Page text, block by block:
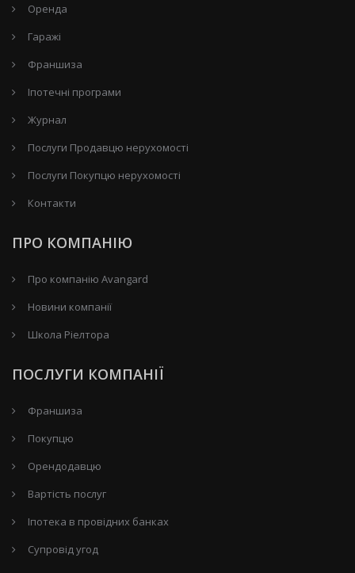
Оренда
Гаражі
Франшиза
Іпотечні програми
Журнал
Послуги Продавцю нерухомості
Послуги Покупцю нерухомості
Контакти
ПРО КОМПАНІЮ
Про компанію Avangard
Новини компанії
Школа Ріелтора
ПОСЛУГИ КОМПАНІЇ
Франшиза
Покупцю
Орендодавцю
Вартість послуг
Іпотека в провідних банках
Супровід угод